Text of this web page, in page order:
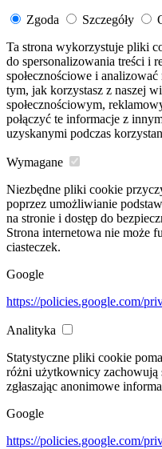
Zgoda Szczegóły
Ta strona wykorzystuje pliki
do spersonalizowania treści i
społecznościowe i
tym, jak korzystasz z naszej
społecznościowym,
połączyć te informacje z
uzyskanymi podczas
Wymagane
Niezbędne pliki cookie
poprzez umożliwianie
na stronie i dostęp do
Strona internetowa nie może
ciasteczek.
Google
https://policies.google.com/
Analityka
Statystyczne pliki cookie
różni użytkownicy zachowują
zgłaszając anonimowe
Google
https://policies.google.com/